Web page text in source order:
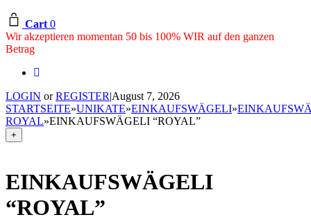
Cart 0
Wir akzeptieren momentan 50 bis 100% WIR auf den ganzen
Betrag
LOGIN orREGISTER|August 7, 2026
STARTSEITE»UNIKATE»EINKAUFSWÄGELI»
ROYAL»EINKAUFSWÄGELI “ROYAL”
+
EINKAUFSWÄGELI
“ROYAL”